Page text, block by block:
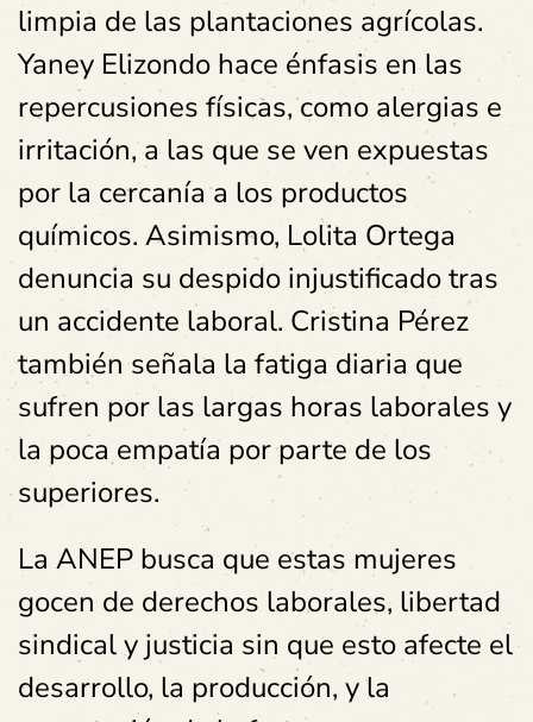
limpia de las plantaciones agrícolas.
Yaney Elizondo hace énfasis en las
repercusiones físicas, como alergias e
irritación, a las que se ven expuestas
por la cercanía a los productos
químicos. Asimismo, Lolita Ortega
denuncia su despido injustificado tras
un accidente laboral. Cristina Pérez
también señala la fatiga diaria que
sufren por las largas horas laborales y
la poca empatía por parte de los
superiores.
La ANEP busca que estas mujeres
gocen de derechos laborales, libertad
sindical y justicia sin que esto afecte el
desarrollo, la producción, y la